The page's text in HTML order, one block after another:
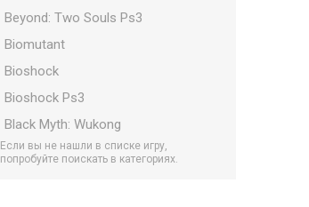
Beyond: Two Souls Ps3
Biomutant
Bioshock
Bioshock Ps3
Black Myth: Wukong
Bloodborne
Если вы не нашли в списке игру,
попробуйте поискать в категориях.